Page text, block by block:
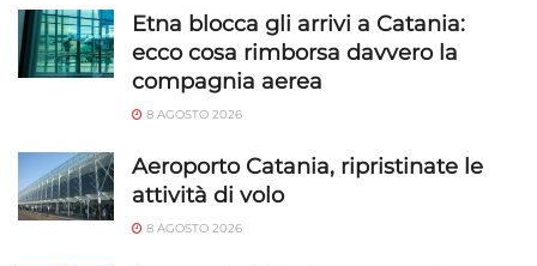
Etna blocca gli arrivi a Catania:
ecco cosa rimborsa davvero la
compagnia aerea
8 AGOSTO 2026
Aeroporto Catania, ripristinate le
attività di volo
8 AGOSTO 2026